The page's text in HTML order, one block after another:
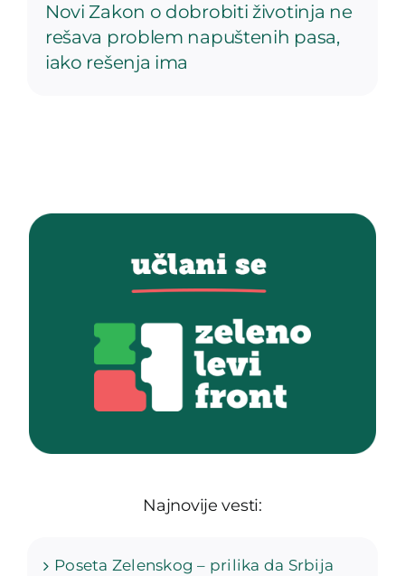
Novi Zakon o dobrobiti životinja ne
rešava problem napuštenih pasa,
iako rešenja ima
Najnovije vesti:
Poseta Zelenskog – prilika da Srbija